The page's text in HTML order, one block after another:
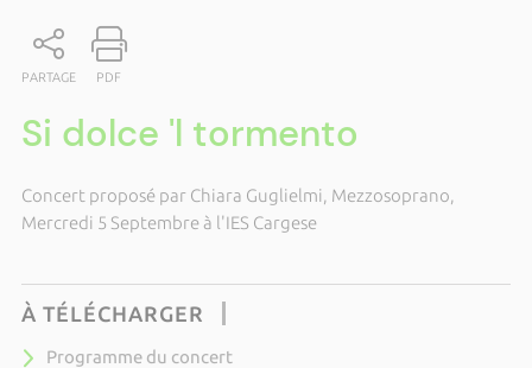
PARTAGE PDF
Si dolce 'l tormento
Concert proposé par Chiara Guglielmi, Mezzosoprano,
Mercredi 5 Septembre à l'IES Cargese
À TÉLÉCHARGER
Programme du concert